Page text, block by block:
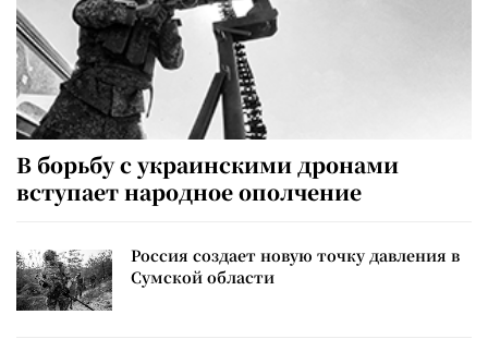
В борьбу с украинскими дронами
вступает народное ополчение
Россия создает новую точку давления в
Сумской области